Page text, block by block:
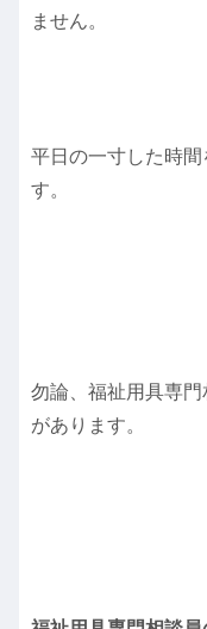
ません。
平日の一寸した時
す。
勿論、福祉用具専
があります。